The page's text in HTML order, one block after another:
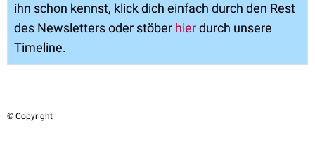
ihn schon kennst, klick dich einfach durch den Rest
des Newsletters oder stöber hierdurch unsere
Timeline.
© Copyright